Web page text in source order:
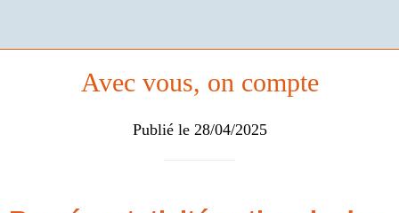
Avec vous, on compte
Publié le 28/04/2025